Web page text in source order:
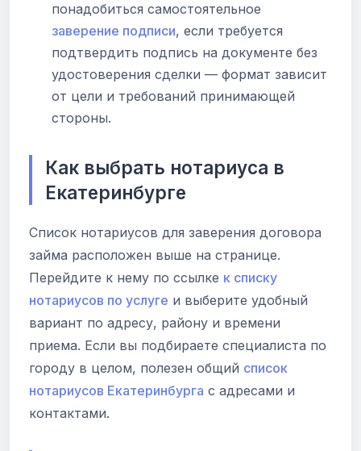
понадобиться самостоятельное
заверение подписи, если требуется
подтвердить подпись на документе без
удостоверения сделки — формат зависит
от цели и требований принимающей
стороны.
Как выбрать нотариуса в
Екатеринбурге
Список нотариусов для заверения договора
займа расположен выше на странице.
Перейдите к нему по ссылке к списку
нотариусов по услуге и выберите удобный
вариант по адресу, району и времени
приема. Если вы подбираете специалиста по
городу в целом, полезен общий список
нотариусов Екатеринбурга с адресами и
контактами.